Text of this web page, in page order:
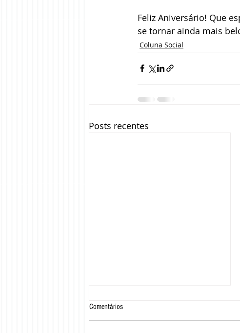
Feliz Aniversário! Que
se tornar ainda mais
Coluna Social
Posts recentes
Comentários